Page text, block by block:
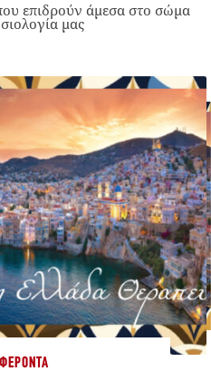
επιδρούν άμεσα στο σώμα
μας